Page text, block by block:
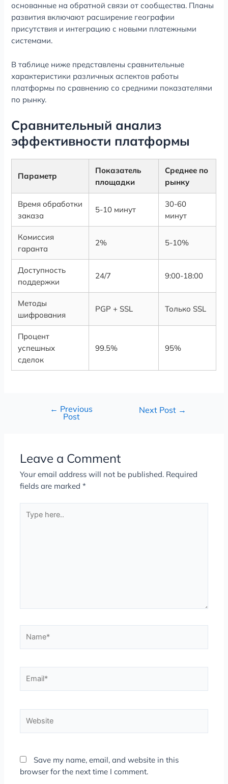
основанные на обратной связи от сообщества. Планы
развития включают расширение географии
присутствия и интеграцию с новыми платежными
системами.
В таблице ниже представлены сравнительные
характеристики различных аспектов работы
платформы по сравнению со средними показателями
по рынку.
Сравнительный анализ
эффективности платформы
Параметр
Показатель
площадки
Среднее по
рынку
Время обработки
заказа
5-10 минут
30-60
минут
Комиссия
гаранта
2% 5-10%
Доступность
поддержки
24/7 9:00-18:00
Методы
шифрования
PGP + SSL Только SSL
Процент
успешных
сделок
99.5% 95%
← Previous
Post
Next Post →
Leave a Comment
Your email address will not be published. Required
fields are marked*
here..
Save my name, email, and website in this
browser for the next time I comment.